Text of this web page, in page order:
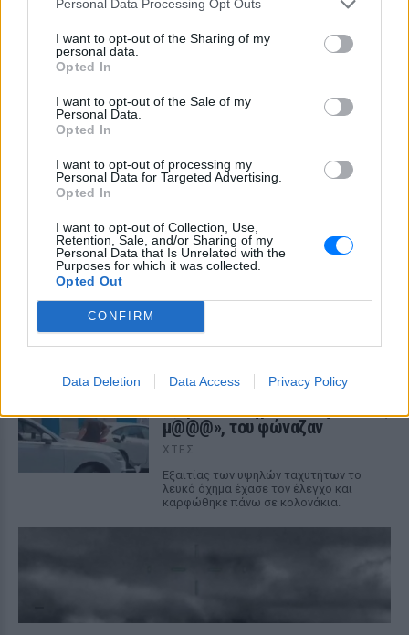
Personal Data Processing Opt Outs
I want to opt-out of the Sharing of my
personal data.
Opted In
I want to opt-out of the Sale of my
Personal Data.
Opted In
I want to opt-out of processing my
Personal Data for Targeted Advertising.
Opted In
I want to opt-out of Collection, Use,
Retention, Sale, and/or Sharing of my
Personal Data that Is Unrelated with the
Purposes for which it was collected.
Opted Out
CONFIRM
Data Deletion Data Access Privacy Policy
που σκότωσε νύφη ώρες μετά
τον γάμο της
πάνω στο golf cart των νεόνυμφων στο
Folly Beach - τώρα νέο υλικό από το
σύγκρουση
έχασα όλα» ‑ Ο πόνος του
πατέρα
ΧΤΕΣ
Μητέρα 43 ετών και ο 21χρονος γιος της
Καταδίωξη στο κέντρο της
Θεσσαλονίκης: Έσπασαν το
μ@@@», του φώναζαν
ΧΤΕΣ
Εξαιτίας των υψηλών ταχυτήτων το
λευκό όχημα έχασε τον έλεγχο και
καρφώθηκε πάνω σε κολονάκια.